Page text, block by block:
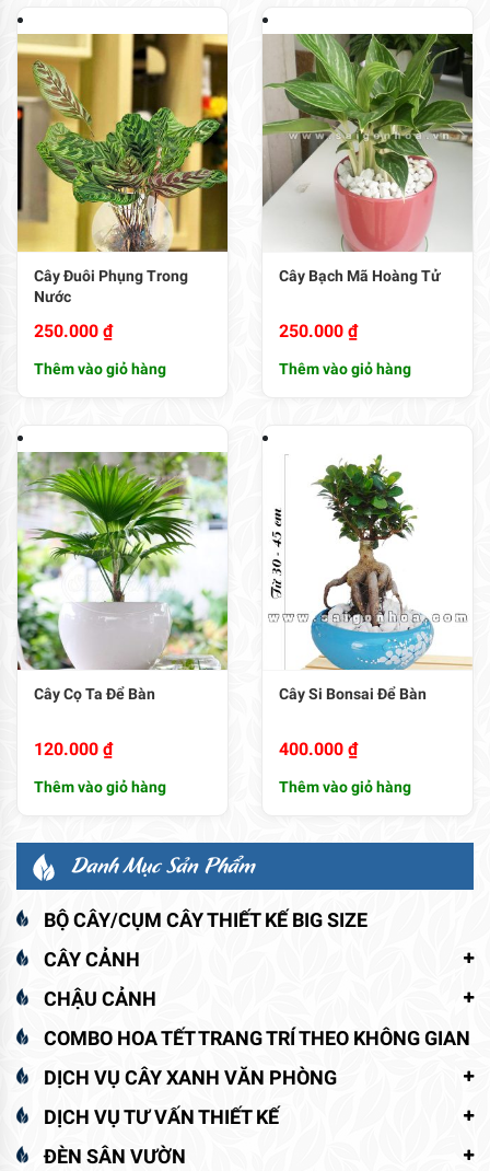
Cây Đuôi Phụng Trong
Nước
250.000 ₫
Thêm vào giỏ hàng
Cây Bạch Mã Hoàng Tử
250.000 ₫
Thêm vào giỏ hàng
Cây Cọ Ta Để Bàn
120.000 ₫
Thêm vào giỏ hàng
Cây Si Bonsai Để Bàn
400.000 ₫
Thêm vào giỏ hàng
Danh Mục Sản Phẩm
BỘ CÂY/CỤM CÂY THIẾT KẾ BIG SIZE
CÂY CẢNH
CHẬU CẢNH
COMBO HOA TẾT TRANG TRÍ THEO KHÔNG GIAN
DỊCH VỤ CÂY XANH VĂN PHÒNG
DỊCH VỤ TƯ VẤN THIẾT KẾ
ĐÈN SÂN VƯỜN